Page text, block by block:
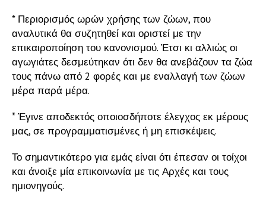
* Περιορισμός ωρών χρήσης των ζώων, που
αναλυτικά θα συζητηθεί και οριστεί με την
επικαιροποίηση του κανονισμού. Έτσι κι αλλιώς οι
αγωγιάτες δεσμεύτηκαν ότι δεν θα ανεβάζουν τα ζώα
τους πάνω από 2 φορές και με εναλλαγή των ζώων
μέρα παρά μέρα.
* Έγινε αποδεκτός οποιοσδήποτε έλεγχος εκ μέρους
μας, σε προγραμματισμένες ή μη επισκέψεις.
Το σημαντικότερο για εμάς είναι ότι έπεσαν οι τοίχοι
και άνοιξε μία επικοινωνία με τις Αρχές και τους
ημιονηγούς.